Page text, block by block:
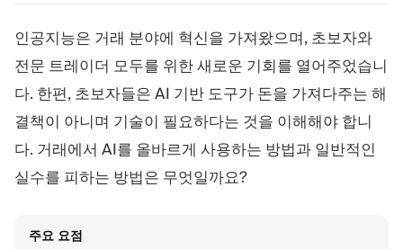
인공지능은 거래 분야에 혁신을 가져왔으며, 초보자와
전문 트레이더 모두를 위한 새로운 기회를 열어주었습니
다. 한편, 초보자들은 AI 기반 도구가 돈을 가져다주는 해
결책이 아니며 기술이 필요하다는 것을 이해해야 합니
다. 거래에서 AI를 올바르게 사용하는 방법과 일반적인
실수를 피하는 방법은 무엇일까요?
주요 요점
모듈
트레이딩 플랫폼 백오피스
리소스
마케팅 가이드
블로그
수익 계산기
더보기
회사 소개
팀